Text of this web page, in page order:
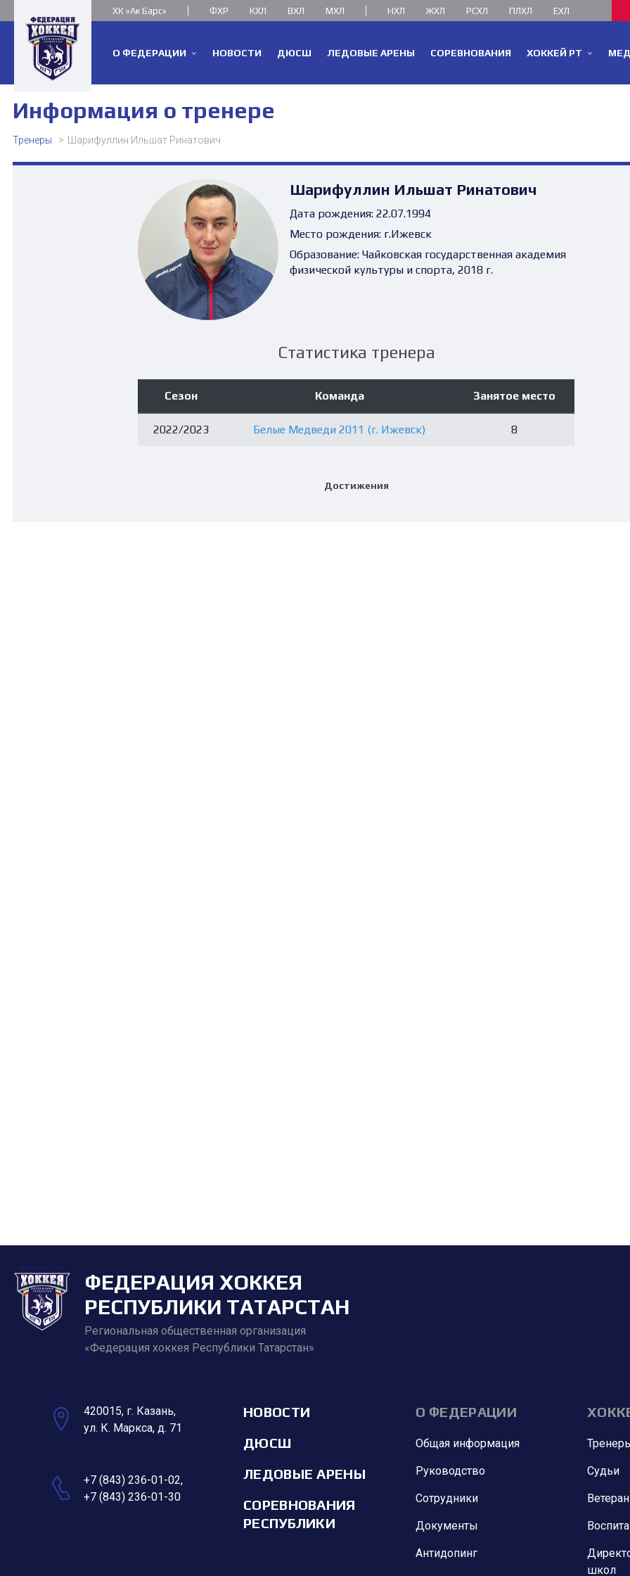
ХК «Ак Барс» ФХР КХЛ ВХЛ МХЛ НХЛ ЖХЛ РСХЛ ПЛХЛ ЕХЛ
О ФЕДЕРАЦИИ НОВОСТИ ДЮСШ ЛЕДОВЫЕ АРЕНЫ СОРЕВНОВАНИЯ ХОККЕЙ РТ
Информация о тренере
Тренеры Шарифуллин Ильшат Ринатович
Шарифуллин Ильшат Ринатович
Дата рождения:22.07.1994
Место рождения:г.Ижевск
Образование:Чайковская государственная академия
физической культуры и спорта, 2018 г.
Статистика тренера
Сезон Команда Занятое место
2022/2023 Белые Медведи 2011 (г. Ижевск) 8
Достижения
ФЕДЕРАЦИЯ ХОККЕЯ
РЕСПУБЛИКИ ТАТАРСТАН
Региональная общественная организация
«Федерация хоккея Республики Татарстан»
420015, г. Казань,
ул. К. Маркса, д. 71
+7 (843) 236-01-02,
+7 (843) 236-01-30
НОВОСТИ
ДЮСШ
ЛЕДОВЫЕ АРЕНЫ
СОРЕВНОВАНИЯ
РЕСПУБЛИКИ
О ФЕДЕРАЦИИ
Общая информация
Руководство
Сотрудники
Документы
Антидопинг
Судьи
школ